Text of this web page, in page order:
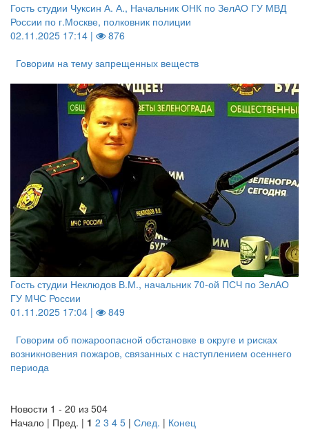
Гость студии Чуксин А. А., Начальник ОНК по ЗелАО ГУ МВД
России по г.Москве, полковник полиции
02.11.2025 17:14 |
876
Говорим на тему запрещенных веществ
Гость студии Неклюдов В.М., начальник 70-ой ПСЧ по ЗелАО
ГУ МЧС России
01.11.2025 17:04 |
849
Говорим об пожароопасной обстановке в округе и рисках
возникновения пожаров, связанных с наступлением осеннего
периода
Новости 1 - 20 из 504
Начало | Пред. | 1 2 3 4 5 | След. | Конец